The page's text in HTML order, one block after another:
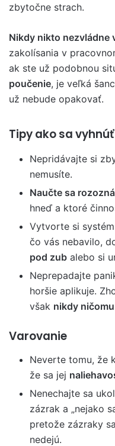
zbytočne strach.
Nikdy nikto nezvládne
zakolísania v
ak ste už podobnou
poučenie, je veľká
už nebude opakovať.
Tipy ako sa
Nepridávajte si
nemusíte.
Naučte sa
hneď a ktoré
Vytvorte si
čo vás nebavilo,
pod zub alebo si
Neprepadajte
horšie aplikuje.
však nikdy
Varovanie
Neverte tomu, že
že sa jej
Nenechajte sa
zázrak a „nejako
pretože zázraky
nedejú.